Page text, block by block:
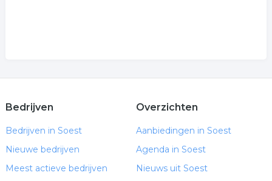
Bedrijven
Bedrijven in Soest
Nieuwe bedrijven
Meest actieve bedrijven
Overzichten
Aanbiedingen in Soest
Agenda in Soest
Nieuws uit Soest